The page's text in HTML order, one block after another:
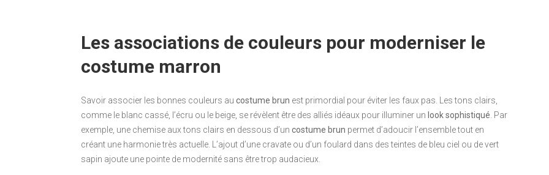
Les associations de couleurs pour moderniser le
costume marron
Savoir associer les bonnes couleurs au costume brun est primordial pour éviter les faux pas. Les tons clairs,
comme le blanc cassé, l’écru ou le beige, se révèlent être des alliés idéaux pour illuminer un look sophistiqué . Par
exemple, une chemise aux tons clairs en dessous d’un costume brun permet d’adoucir l’ensemble tout en
créant une harmonie très actuelle. L’ajout d’une cravate ou d’un foulard dans des teintes de bleu ciel ou de vert
sapin ajoute une pointe de modernité sans être trop audacieux.